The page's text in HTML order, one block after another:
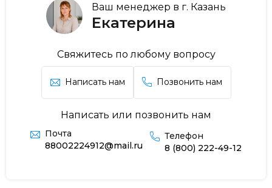
Ваш менеджер в г. Казань
Екатерина
Свяжитесь по любому вопросу
Написать нам Позвонить нам
Написать или позвонить нам
Почта
88002224912@mail.ru
Телефон
8 (800) 222-49-12